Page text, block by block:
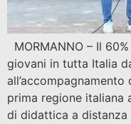
MORMANNO – Il
giovani in tutta Italia
prima regione italiana
di didattica a distanza